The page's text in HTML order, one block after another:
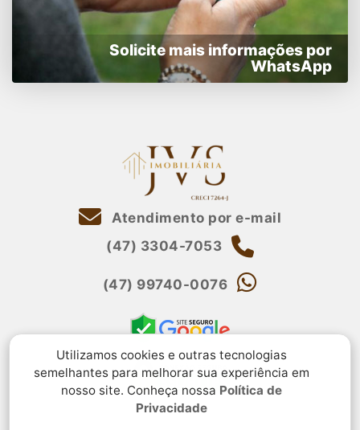
Utilizamos cookies e outras tecnologias
semelhantes para melhorar sua experiência em
nosso site. Conheça nossa Política de
Privacidade
Solicite mais informações por
WhatsApp
Atendimento por e-mail
(47) 3304-7053
(47) 99740-0076